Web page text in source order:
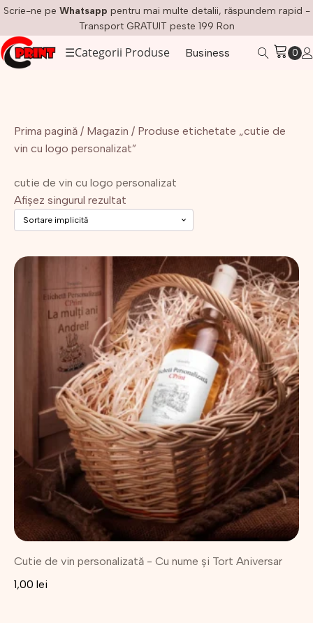
Scrie-ne pe Whatsapp pentru mai multe detalii, răspundem rapid -
Transport GRATUIT peste 199 Ron
☰Categorii Produse Business
Prima pagină / Magazin / Produse etichetate „cutie de
vin cu logo personalizat”
cutie de vin cu logo personalizat
Afișez singurul rezultat
Cutie de vin personalizată - Cu nume și Tort Aniversar
1,00 lei